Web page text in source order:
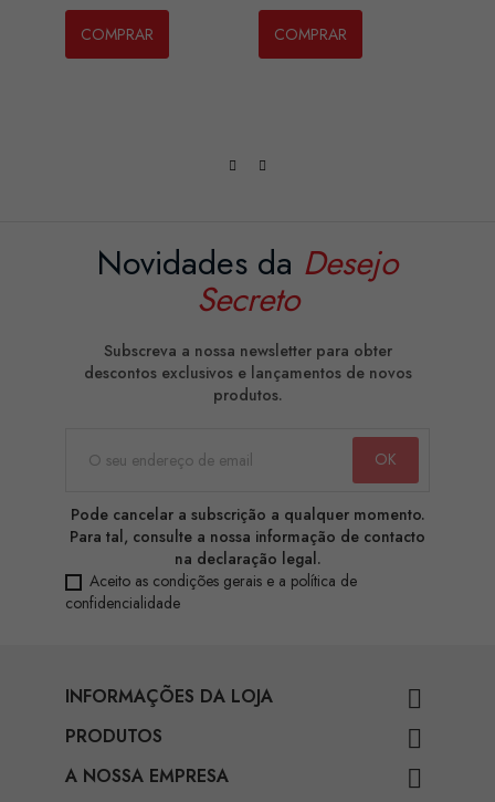
COMPRAR COMPRAR
Novidades da Desejo
Secreto
Subscreva a nossa newsletter para obter
descontos exclusivos e lançamentos de novos
produtos.
Pode cancelar a subscrição a qualquer momento.
Para tal, consulte a nossa informação de contacto
na declaração legal.
Aceito as condições gerais e a política de
confidencialidade
INFORMAÇÕES DA LOJA 
PRODUTOS 
A NOSSA EMPRESA 